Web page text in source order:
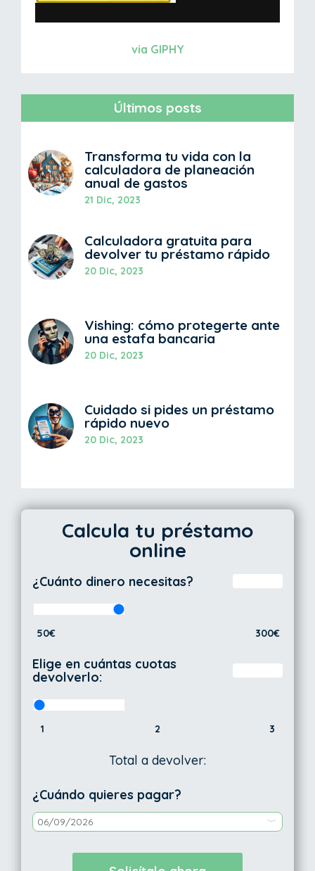
via GIPHY
Últimos posts
Transforma tu vida con la
calculadora de planeación
anual de gastos
21 Dic, 2023
Calculadora gratuita para
devolver tu préstamo rápido
20 Dic, 2023
Vishing: cómo protegerte ante
una estafa bancaria
20 Dic, 2023
Cuidado si pides un préstamo
rápido nuevo
20 Dic, 2023
Calcula tu préstamo
online
¿Cuánto dinero necesitas?
50€ 300€
Elige en cuántas cuotas
devolverlo:
1 2 3
Total a devolver:
¿Cuándo quieres pagar?